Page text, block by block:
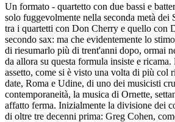
Un formato - quartetto con due bassi e
solo fuggevolmente nella seconda metà dei
tra i quartetti con Don Cherry e quello con
secondo sax: ma che evidentemente lo
di riesumarlo più di trent'anni dopo, ormai
da allora su questa formula insiste e ricama.
assetto, come si è visto una volta di più col
date, Roma e Udine, di uno dei musicisti
contemporaneità, la musica di Ornette,
affatto ferma. Inizialmente la divisione dei
di oltre tre decenni prima: Greg Cohen,